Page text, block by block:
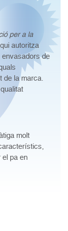
per a la
autoritza
envasadors de
de la marca.
molt
el pa en